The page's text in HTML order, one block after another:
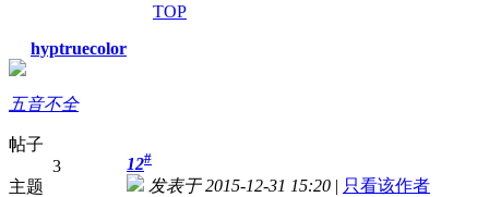
TOP
hyptruecolor
五音不全
帖子
3
主题
12#
发表于 2015-12-31 15:20 | 只看该作者